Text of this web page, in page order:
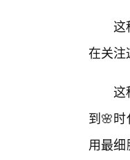
这
在关注
这
到🌸
用最